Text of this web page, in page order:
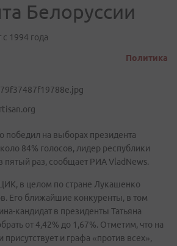
Белоруссии
с 1994 года
Политика
победил на выборах президента
84% голосов, лидер республики
пятый раз, сообщает РИА VladNews.
в целом по стране Лукашенко
Его ближайшие конкуренты, в том
кандидат в президенты Татьяна
от 4,42% до 1,67%. Отметим, что на
и графа «против всех»,